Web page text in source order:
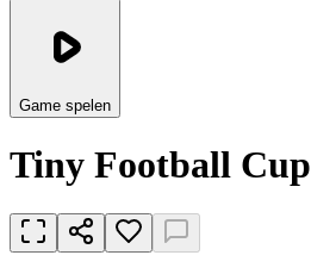
Game spelen
Tiny Football Cup